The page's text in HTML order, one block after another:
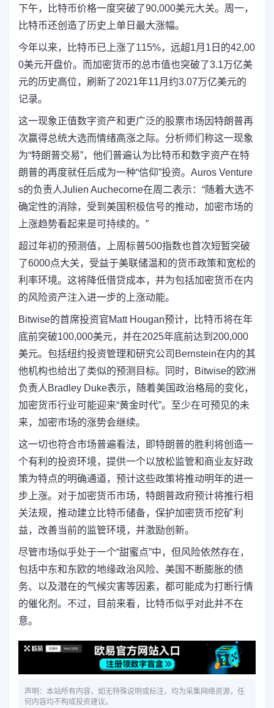
下午，比特币价格一度突破了90,000美元大关。周一，
比特币还创造了历史上单日最大涨幅。
今年以来，比特币已上涨了115%，远超1月1日的42,00
0美元开盘价。而加密货币的总市值也突破了3.1万亿美
元的历史高位，刷新了2021年11月约3.07万亿美元的
记录。
这一现象正值数字资产和更广泛的股票市场因特朗普再
次赢得总统大选而情绪高涨之际。分析师们称这一现象
为“特朗普交易”，他们普遍认为比特币和数字资产在特
朗普的再度就任后成为一种“信仰”投资。Auros Venture
s的负责人Julien Auchecorne在周二表示：“随着大选不
确定性的消除，受到美国积极信号的推动，加密市场的
上涨趋势看起来是可持续的。”
超过年初的预测值，上周标普500指数也首次短暂突破
了6000点大关，受益于美联储温和的货币政策和宽松的
利率环境。这将降低借贷成本，并为包括加密货币在内
的风险资产注入进一步的上涨动能。
Bitwise的首席投资官Matt Hougan预计，比特币将在年
底前突破100,000美元，并在2025年底前达到200,000
美元。包括纽约投资管理和研究公司Bernstein在内的其
他机构也给出了类似的预测目标。同时，Bitwise的欧洲
负责人Bradley Duke表示，随着美国政治格局的变化，
加密货币行业可能迎来“黄金时代”。至少在可预见的未
来，加密市场的涨势会继续。
这一切也符合市场普遍看法，即特朗普的胜利将创造一
个有利的投资环境，提供一个以放松监管和商业友好政
策为特点的明确通道，预计这些政策将推动明年的进一
步上涨。对于加密货币市场，特朗普政府预计将推行相
关法规，推动建立比特币储备，保护加密货币挖矿利
益，改善当前的监管环境，并激励创新。
尽管市场似乎处于一个“甜蜜点”中，但风险依然存在，
包括中东和东欧的地缘政治风险、美国不断膨胀的债
务、以及潜在的气候灾害等因素，都可能成为打断行情
的催化剂。不过，目前来看，比特币似乎对此并不在
意。
声明：本站所有内容，如无特殊说明或标注，均为采集网络资源，任
何内容均不构成投资建议。